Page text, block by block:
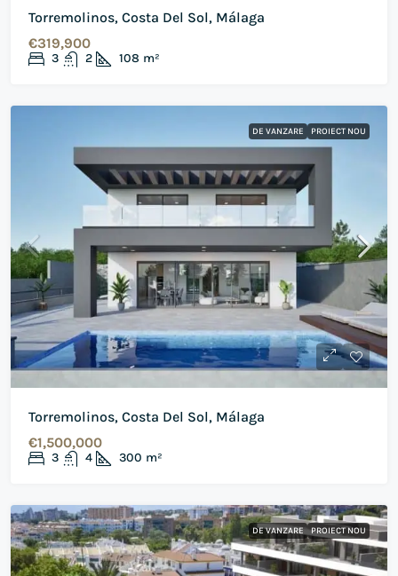
Torremolinos, Costa Del Sol, Málaga
€319,900
3 2 108 m²
DE VANZARE PROIECT NOU
Torremolinos, Costa Del Sol, Málaga
€1,500,000
3 4 300 m²
DE VANZARE PROIECT NOU